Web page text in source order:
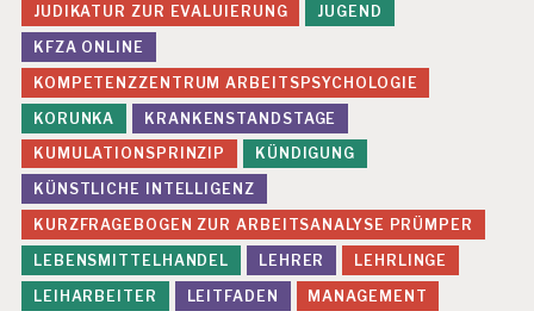
JUDIKATUR ZUR EVALUIERUNG
JUGEND
KFZA ONLINE
KOMPETENZZENTRUM ARBEITSPSYCHOLOGIE
KORUNKA
KRANKENSTANDSTAGE
KUMULATIONSPRINZIP
KÜNDIGUNG
KÜNSTLICHE INTELLIGENZ
KURZFRAGEBOGEN ZUR ARBEITSANALYSE PRÜMPER
LEBENSMITTELHANDEL
LEHRER
LEHRLINGE
LEIHARBEITER
LEITFADEN
MANAGEMENT